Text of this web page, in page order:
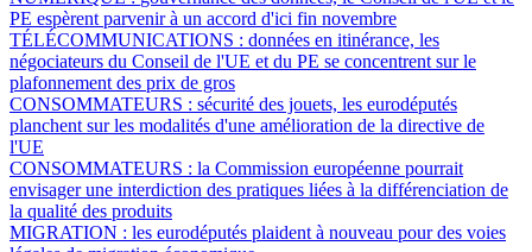
PE espèrent parvenir à un accord d'ici fin novembre
TÉLÉCOMMUNICATIONS : données en itinérance, les
négociateurs du Conseil de l'UE et du PE se concentrent sur le
plafonnement des prix de gros
CONSOMMATEURS : sécurité des jouets, les eurodéputés
planchent sur les modalités d'une amélioration de la directive de
l'UE
CONSOMMATEURS : la Commission européenne pourrait
envisager une interdiction des pratiques liées à la différenciation de
la qualité des produits
MIGRATION : les eurodéputés plaident à nouveau pour des voies